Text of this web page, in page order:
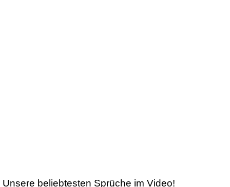
Unsere beliebtesten Sprüche im Video!